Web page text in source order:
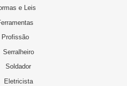
e Leis
Profissão
Serralheiro
Soldador
Eletricista